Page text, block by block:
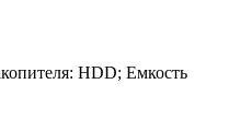
HDD; Емкость